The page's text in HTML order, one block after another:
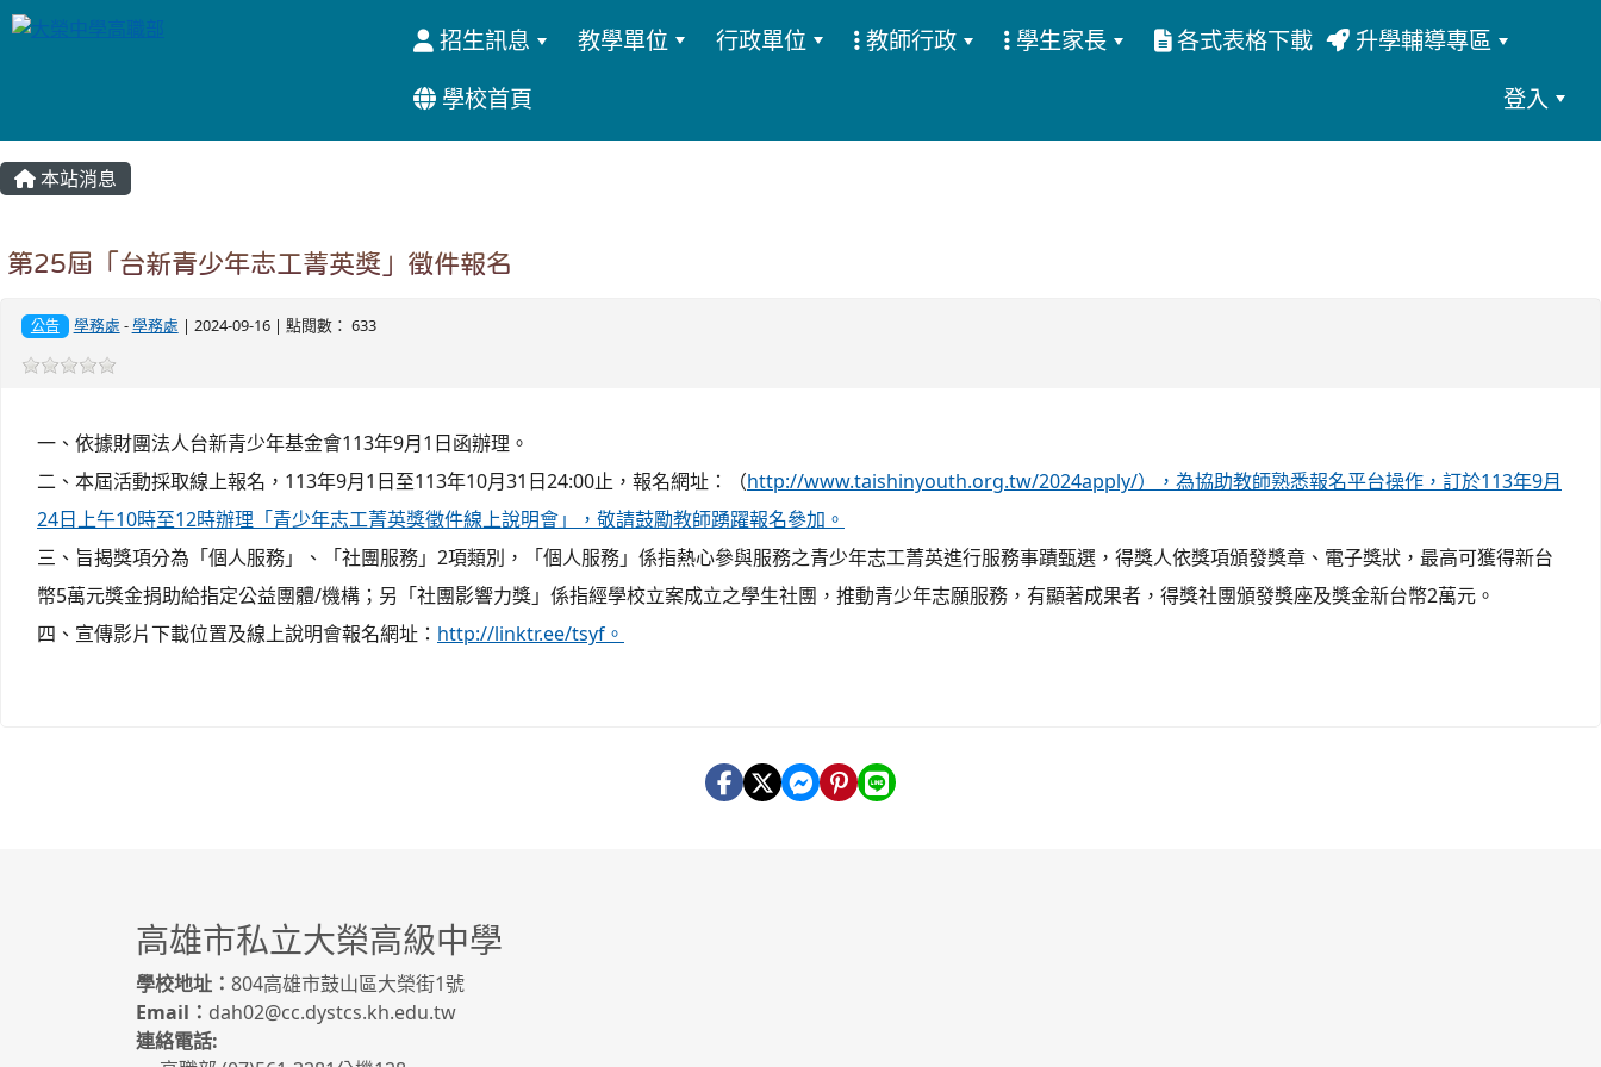
招生訊息 教學單位 行政單位 教師行政 學生家長 各式表格下載
升學輔導專區
學校首頁
登入
本站消息
第25屆「台新青少年志工菁英獎」徵件報名
公告 學務處 -學務處 | 2024-09-16 | 點閱數： 633
一、依據財團法人台新青少年基金會113年9月1日函辦理。
二、本屆活動採取線上報名，113年9月1日至113年10月31日24:00止，報名網址：（http://www.taishinyouth.org.tw/2024apply/），為協助教師熟悉報名平台操作，訂於113年9月
24日上午10時至12時辦理「青少年志工菁英獎徵件線上說明會」，敬請鼓勵教師踴躍報名參加。
三、旨揭獎項分為「個人服務」、「社團服務」2項類別，「個人服務」係指熱心參與服務之青少年志工菁英進行服務事蹟甄選，得獎人依獎項頒發獎章、電子獎狀，最高可獲得新台
幣5萬元獎金捐助給指定公益團體/機構；另「社團影響力獎」係指經學校立案成立之學生社團，推動青少年志願服務，有顯著成果者，得獎社團頒發獎座及獎金新台幣2萬元。
四、宣傳影片下載位置及線上說明會報名網址： http://linktr.ee/tsyf。
高雄市私立大榮高級中學
學校地址： 804高雄市鼓山區大榮街1號
Email： dah02@cc.dystcs.kh.edu.tw
連絡電話: